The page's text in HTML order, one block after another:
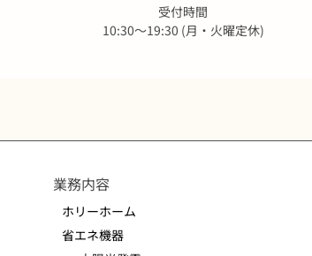
受付時間
10:30～19:30 (月・火曜定休)
業務内容
ホリーホーム
省エネ機器